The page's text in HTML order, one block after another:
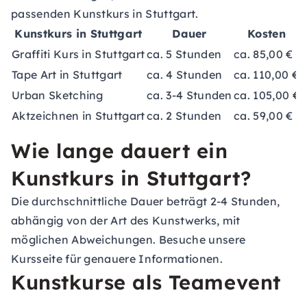
passenden Kunstkurs in Stuttgart.
Kunstkurs in Stuttgart
Dauer
Kosten
Graffiti Kurs in Stuttgartca. 5 Stunden
ca. 85,00 €
Tape Art in Stuttgart
ca. 4 Stunden
ca. 110,00 €
Urban Sketching
ca. 3-4 Stunden ca. 105,00 €
Aktzeichnen in Stuttgartca. 2 Stunden ca. 59,00 €
Wie lange dauert ein
Kunstkurs in Stuttgart?
Die durchschnittliche Dauer beträgt 2-4 Stunden,
abhängig von der Art des Kunstwerks, mit
möglichen Abweichungen. Besuche unsere
Kursseite für genauere Informationen.
Kunstkurse als Teamevent